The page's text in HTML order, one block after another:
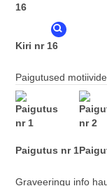
Kiri nr 16
Paigutused
Paigutus nr 1
Graveeringu info